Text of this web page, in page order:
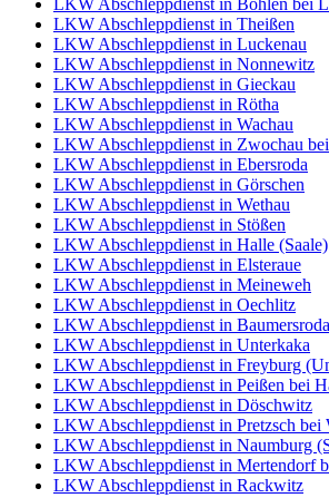
LKW Abschleppdienst in Böhlen bei
LKW Abschleppdienst in Theißen
LKW Abschleppdienst in Luckenau
LKW Abschleppdienst in Nonnewitz
LKW Abschleppdienst in Gieckau
LKW Abschleppdienst in Rötha
LKW Abschleppdienst in Wachau
LKW Abschleppdienst in Zwochau
LKW Abschleppdienst in Ebersroda
LKW Abschleppdienst in Görschen
LKW Abschleppdienst in Wethau
LKW Abschleppdienst in Stößen
LKW Abschleppdienst in Halle (Saale)
LKW Abschleppdienst in Elsteraue
LKW Abschleppdienst in Meineweh
LKW Abschleppdienst in Oechlitz
LKW Abschleppdienst in Baumersroda
LKW Abschleppdienst in Unterkaka
LKW Abschleppdienst in Freyburg
LKW Abschleppdienst in Peißen bei
LKW Abschleppdienst in Döschwitz
LKW Abschleppdienst in Pretzsch bei
LKW Abschleppdienst in Naumburg
LKW Abschleppdienst in Mertendorf
LKW Abschleppdienst in Rackwitz